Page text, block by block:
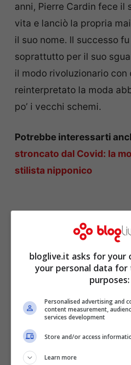
anni, Pierre Cardin fece il
vita e lanciò la propria
il suo nome. Il successo
soprattutto per il suo
il modo rivoluzionario con
reinterpretato la moda
po’ i vecchi schemi.
Potrebbe interessarti
stroncato dal Covid: la
stilista nipponico
Il rapido
stilista francese
bloglive.it asks for your
your personal data
purposes:
Personalised advertising and
content measurement,
services development
Store and/or access
Learn more